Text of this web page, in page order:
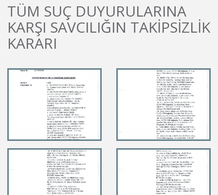
TÜM SUÇ DUYURULARINA
KARŞI SAVCILIĞIN TAKİPSİZLİK
KARARI